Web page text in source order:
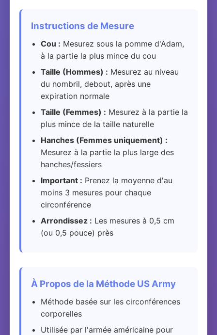
Instructions de Mesure
Cou : Mesurez sous la pomme d'Adam,
à la partie la plus mince du cou
Taille (Hommes) : Mesurez au niveau
du nombril, debout, après une
expiration normale
Taille (Femmes) : Mesurez à la partie la
plus mince de la taille naturelle
Hanches (Femmes uniquement) :
Mesurez à la partie la plus large des
hanches/fessiers
Important : Prenez la moyenne d'au
moins 3 mesures pour chaque
circonférence
Arrondissez : Les mesures à 0,5 cm
(ou 0,5 pouce) près
À Propos de la Méthode US Army
Méthode basée sur les circonférences
corporelles
Utilisée par l'armée américaine pour